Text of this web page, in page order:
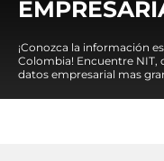
¡Conozca la información
Colombia! Encuentre NIT,
datos empresarial mas